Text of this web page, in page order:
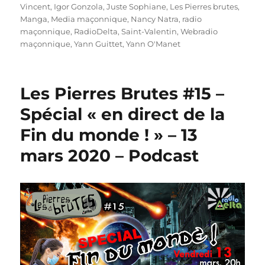
Vincent, Igor Gonzola,Juste Sophiane, Les Pierres brutes,
Manga, Media maçonnique, Nancy Natra, radio
maçonnique, RadioDelta,Saint-Valentin,Webradio
maçonnique,Yann Guittet,Yann O'Manet
Les Pierres Brutes #15 –
Spécial « en direct de la
Fin du monde ! » – 13
mars 2020 – Podcast